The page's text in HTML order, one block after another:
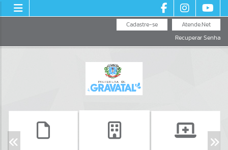
Atende.Net
Cadastre-se
Recuperar Senha